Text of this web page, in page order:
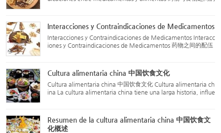
Platyco...
Interacciones y Contraindicaciones de Medicamentos
Interacciones y Contraindicaciones de Medicamentos Interacc
iones y Contraindicaciones de Medicamentos 药物之间的配伍
as"...
Cultura alimentaria china 中国饮食文化
Cultura alimentaria china 中国饮食文化 Cultura alimentaria ch
ina La cultura alimentaria china tiene una larga historia, influe
Resumen de la cultura alimentaria china 中国饮食文
化概述